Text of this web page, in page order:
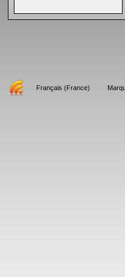
Français (France)